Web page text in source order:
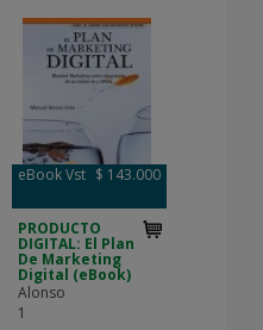
eBook Vst $ 143.000
PRODUCTO
DIGITAL: El Plan
De Marketing
Digital (eBook)
Alonso
1